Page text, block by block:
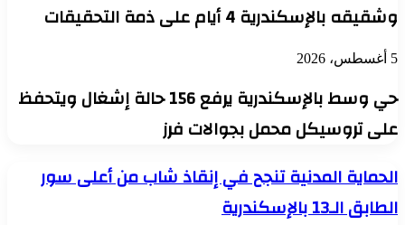
وشقيقه بالإسكندرية 4 أيام على ذمة التحقيقات
5 أغسطس، 2026
حي وسط بالإسكندرية يرفع 156 حالة إشغال ويتحفظ
على تروسيكل محمل بجوالات فرز
الحماية
المدنية
تنجح
الحماية المدنية تنجح في إنقاذ شاب من أعلى سور
الطابق الـ13 بالإسكندرية